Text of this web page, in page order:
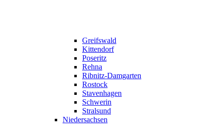
Greifswald
Kittendorf
Poseritz
Rehna
Ribnitz-Damgarten
Rostock
Stavenhagen
Schwerin
Stralsund
Niedersachsen